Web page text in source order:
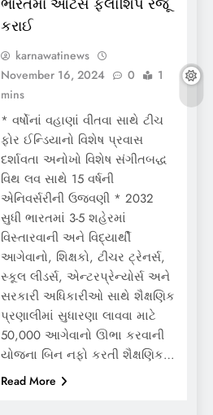
કરાઈ
karnawatinews
November 16, 2024
0
1
mins
* વર્ષોનાં વહાણાં વીતવા સાથે ટીચ
ફોર ઈન્ડિયાનો વિશેષ પ્રવાસ
દર્શાવતા અનોખો વિશેષ સંગીતબદ્ધ
વિથ લવ સાથે 15 વર્ષની
એનિવર્સરીની ઉજવણી * 2032
સુધી ભારતમાં 3-5 શહેરમાં
વિસ્તારવાની અને વિદ્યાર્થી
આગેવાનો, શિક્ષકો, ટીચર ટ્રેનર્સ,
સ્કૂલ લીડર્સ, એન્ટરપ્રેન્યોર્સ અને
સરકારી અધિકારીઓ સાથે શૈક્ષણિક
પ્રણાલીમાં સુધારણા લાવવા માટે
50,000 આગેવાનો ઊભા કરવાની
યોજના બિન નફો કરતી શૈક્ષણિક…
Read More